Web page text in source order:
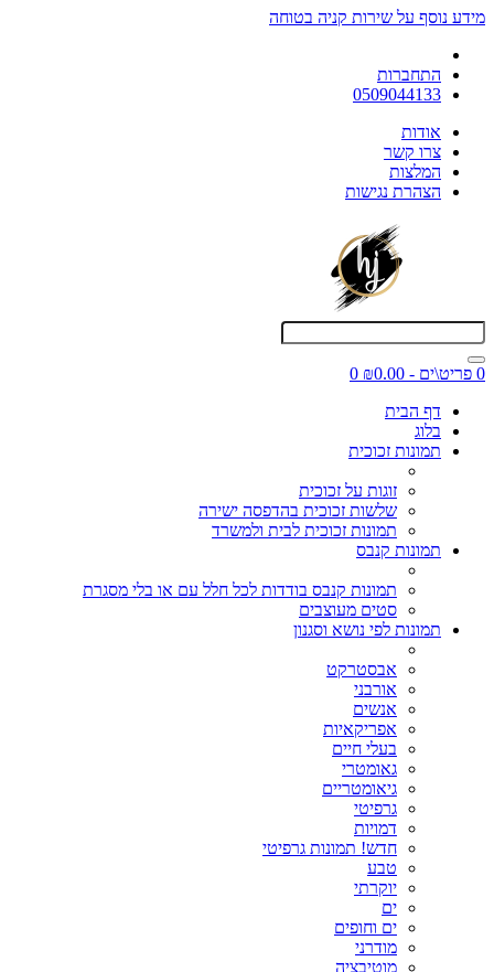
מידע נוסף על שירות קניה בטוחה
התחברות
0509044133
אודות
צרו קשר
המלצות
הצהרת נגישות
0 פריט\ים - ₪0.00
0
דף הבית
בלוג
תמונות זכוכית
זוגות על זכוכית
שלשות זכוכית בהדפסה ישירה
תמונות זכוכית לבית ולמשרד
תמונות קנבס
תמונות קנבס בודדות לכל חלל עם או בלי מסגרת
סטים מעוצבים
תמונות לפי נושא וסגנון
אבסטרקט
אורבני
אנשים
אפריקאיות
בעלי חיים
גאומטרי
גיאומטריים
גרפיטי
דמויות
חדש! תמונות גרפיטי
טבע
יוקרתי
ים
ים וחופים
מודרני
מוטיבציה